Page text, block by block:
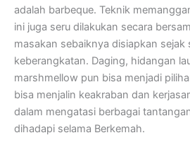
adalah barbeque. Teknik
ini juga seru dilakukan secara
masakan sebaiknya disiapkan sejak
keberangkatan. Daging, hidangan
marshmellow pun bisa menjadi
bisa menjalin keakraban dan
dalam mengatasi berbagai
dihadapi selama Berkemah.